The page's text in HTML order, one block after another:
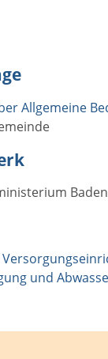
Allgemeine
und